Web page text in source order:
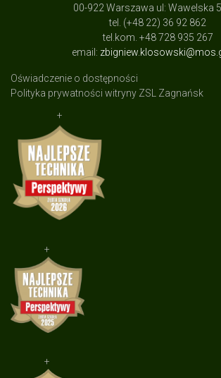
00-922 Warszawa ul: Wawelska
tel. (+48 22) 36 92 862
tel.kom. +48 728 935 267
email:
Oświadczenie o dostępności
Polityka prywatności witryny ZSL Zagnańsk
+
+
+